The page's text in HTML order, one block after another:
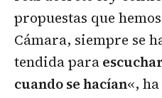
propuestas que
Cámara, siempre se
tendida para
cuando se hacían«,